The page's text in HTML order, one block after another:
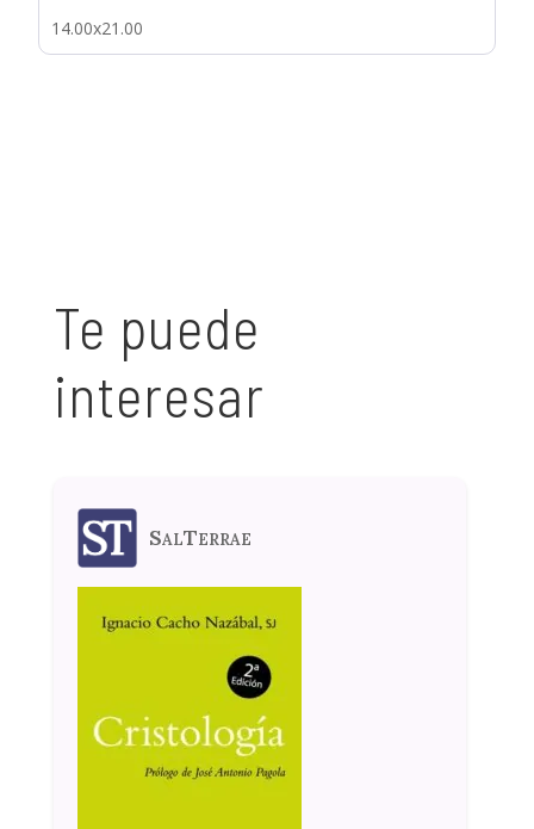
14.00x21.00
Te puede
interesar
SalTerrae